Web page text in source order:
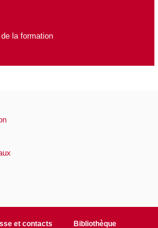
la formation
et contacts Bibliothèque